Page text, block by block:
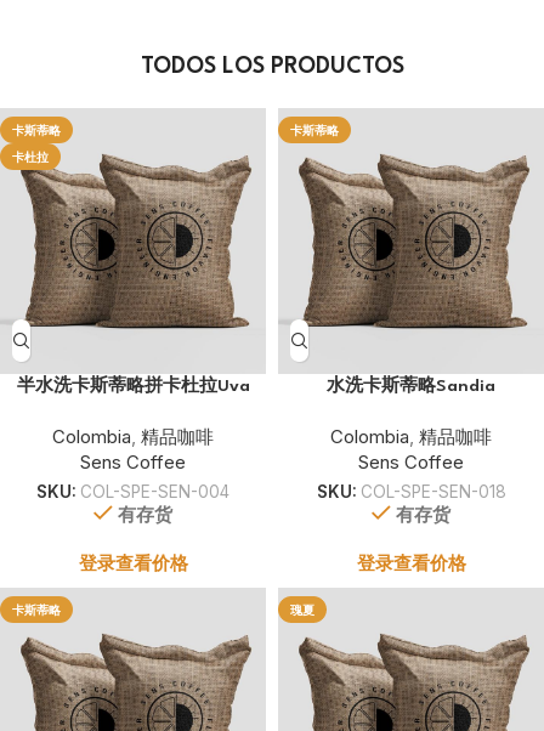
TODOS LOS PRODUCTOS
卡斯蒂略
卡杜拉
半水洗卡斯蒂略拼卡杜拉Uva
Colombia, 精品咖啡
Sens Coffee
SKU: COL-SPE-SEN-004
有存货
登录查看价格
卡斯蒂略
水洗卡斯蒂略Sandia
Colombia, 精品咖啡
Sens Coffee
SKU: COL-SPE-SEN-018
有存货
登录查看价格
卡斯蒂略 瑰夏